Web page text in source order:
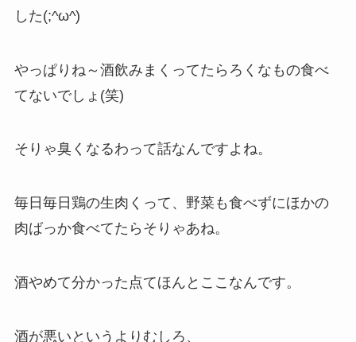
した(;^ω^)
やっぱりね～酒飲みまくってたらろくなもの食べ
てないでしょ(笑)
そりゃ臭くなるわって話なんですよね。
毎日毎日鶏の生肉くって、野菜も食べずにほかの
肉ばっか食べてたらそりゃあね。
酒やめて分かった点てほんとここなんです。
酒が悪いというよりむしろ、